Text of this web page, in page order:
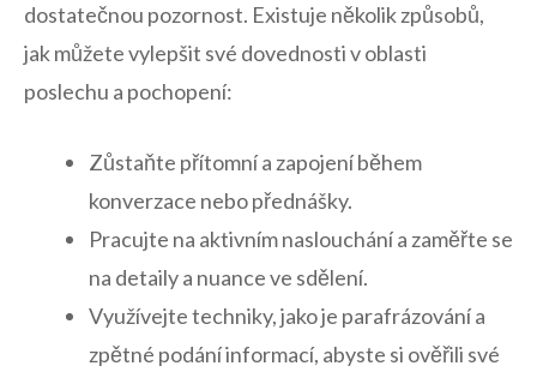
dostatečnou pozornost.‍ Existuje několik⁤ způsobů,
jak můžete vylepšit své‍ dovednosti v oblasti
poslechu a pochopení:
Zůstaňte přítomní a zapojení během
konverzace nebo přednášky.
Pracujte na aktivním naslouchání ⁢a zaměřte⁣ se⁣
na detaily ‌a​ nuance ve sdělení.
Využívejte⁤ techniky, jako je parafrázování⁤ a⁤
zpětné ‌podání ​informací, abyste si ověřili ‍své